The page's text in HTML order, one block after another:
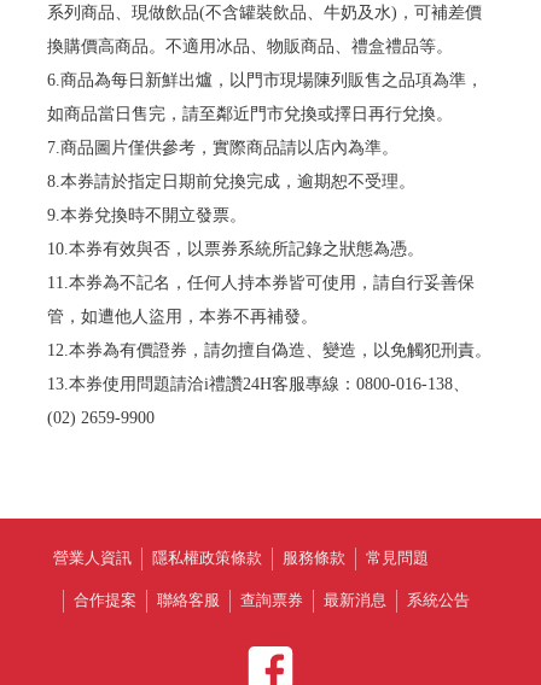
系列商品、現做飲品(不含罐裝飲品、牛奶及水)，可補差價
換購價高商品。不適用冰品、物販商品、禮盒禮品等。
6.商品為每日新鮮出爐，以門市現場陳列販售之品項為準，
如商品當日售完，請至鄰近門市兌換或擇日再行兌換。
7.商品圖片僅供參考，實際商品請以店內為準。
8.本券請於指定日期前兌換完成，逾期恕不受理。
9.本券兌換時不開立發票。
10.本券有效與否，以票券系統所記錄之狀態為憑。
11.本券為不記名，任何人持本券皆可使用，請自行妥善保
管，如遭他人盜用，本券不再補發。
12.本券為有價證券，請勿擅自偽造、變造，以免觸犯刑責。
13.本券使用問題請洽i禮讚24H客服專線：0800-016-138、
(02) 2659-9900
營業人資訊 隱私權政策條款 服務條款 常見問題
合作提案 聯絡客服 查詢票券 最新消息 系統公告